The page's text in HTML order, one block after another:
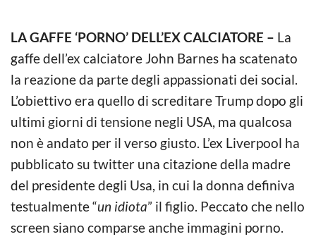
LA GAFFE ‘PORNO’ DELL’EX CALCIATORE – La
gaffe dell’ex calciatore John Barnes ha scatenato
la reazione da parte degli appassionati dei social.
L’obiettivo era quello di screditare Trump dopo gli
ultimi giorni di tensione negli USA, ma qualcosa
non è andato per il verso giusto. L’ex Liverpool ha
pubblicato su twitter una citazione della madre
del presidente degli Usa, in cui la donna definiva
testualmente “un idiota” il figlio. Peccato che nello
screen siano comparse anche immagini porno.